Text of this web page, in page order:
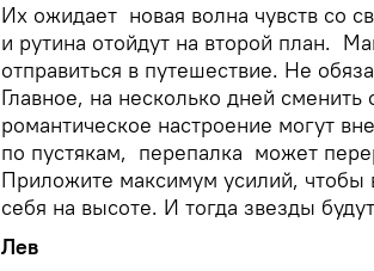
Их ожидает новая волна чувств со
и рутина отойдут на второй план.
отправиться в путешествие. Не
Главное, на несколько дней сменить
романтическое настроение могут
по пустякам, перепалка может
Приложите максимум усилий, чтобы
себя на высоте. И тогда звезды
Лев